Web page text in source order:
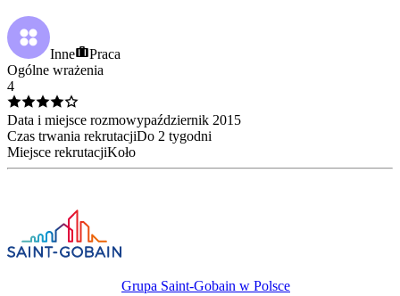
Inne
Praca
Ogólne wrażenia
4
Data i miejsce rozmowypaździernik 2015
Czas trwania rekrutacjiDo 2 tygodni
Miejsce rekrutacjiKoło
Grupa Saint-Gobain w Polsce